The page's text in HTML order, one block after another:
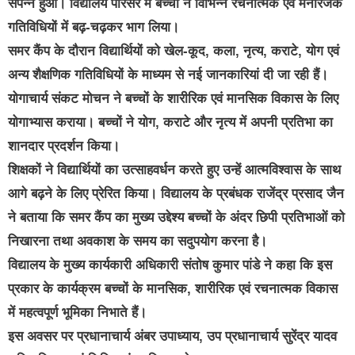
संपन्न हुआ। विद्यालय परिसर में बच्चों ने विभिन्न रचनात्मक एवं मनोरंजक
गतिविधियों में बढ़-चढ़कर भाग लिया।
समर कैंप के दौरान विद्यार्थियों को खेल-कूद, कला, नृत्य, कराटे, योग एवं
अन्य शैक्षणिक गतिविधियों के माध्यम से नई जानकारियां दी जा रही हैं।
योगाचार्य संकट मोचन ने बच्चों के शारीरिक एवं मानसिक विकास के लिए
योगाभ्यास कराया। बच्चों ने योग, कराटे और नृत्य में अपनी प्रतिभा का
शानदार प्रदर्शन किया।
शिक्षकों ने विद्यार्थियों का उत्साहवर्धन करते हुए उन्हें आत्मविश्वास के साथ
आगे बढ़ने के लिए प्रेरित किया। विद्यालय के प्रबंधक राजेंद्र प्रसाद जैन
ने बताया कि समर कैंप का मुख्य उद्देश्य बच्चों के अंदर छिपी प्रतिभाओं को
निखारना तथा अवकाश के समय का सदुपयोग करना है।
विद्यालय के मुख्य कार्यकारी अधिकारी संतोष कुमार पांडे ने कहा कि इस
प्रकार के कार्यक्रम बच्चों के मानसिक, शारीरिक एवं रचनात्मक विकास
में महत्वपूर्ण भूमिका निभाते हैं।
इस अवसर पर प्रधानाचार्य अंबर उपाध्याय, उप प्रधानाचार्य सुरेंद्र यादव